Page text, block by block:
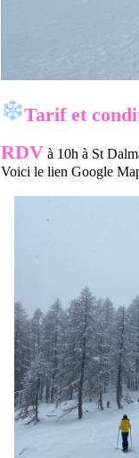
Tarif et
RDV à 10h à St
Voici le lien Google